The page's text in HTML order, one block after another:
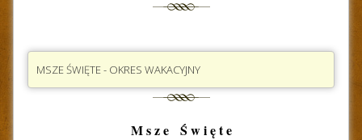
MSZE ŚWIĘTE - OKRES WAKACYJNY
M s z e Ś w i ę t e